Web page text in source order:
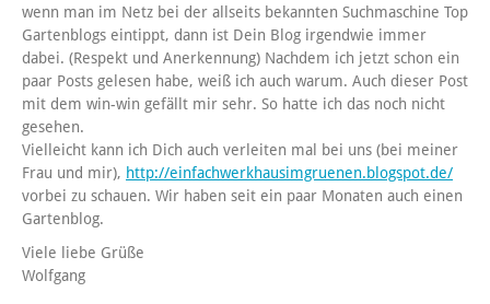
wenn man im Netz bei der allseits bekannten Suchmaschine Top
Gartenblogs eintippt, dann ist Dein Blog irgendwie immer
dabei. (Respekt und Anerkennung) Nachdem ich jetzt schon ein
paar Posts gelesen habe, weiß ich auch warum. Auch dieser Post
mit dem win-win gefällt mir sehr. So hatte ich das noch nicht
gesehen.
Vielleicht kann ich Dich auch verleiten mal bei uns (bei meiner
Frau und mir), http://einfachwerkhausimgruenen.blogspot.de/
vorbei zu schauen. Wir haben seit ein paar Monaten auch einen
Gartenblog.
Viele liebe Grüße
Wolfgang